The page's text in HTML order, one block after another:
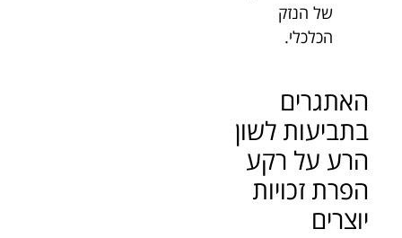
של הנזק
הכלכלי.
האתגרים
בתביעות לשון
הרע על רקע
הפרת זכויות
יוצרים